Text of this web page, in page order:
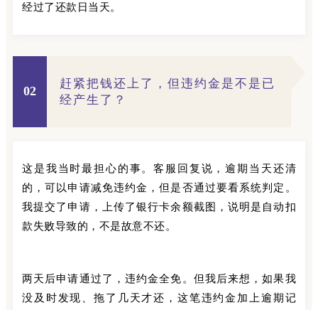
经过了还款日当天。
02
赶紧把钱还上了，但违约金是不是已
经产生了？
这是我当时最担心的事。客服回复说，逾期当天还清
的，可以申请减免违约金，但是否通过要看系统判定。
我提交了申请，上传了银行卡余额截图，说明是自动扣
款失败导致的，不是故意不还。
两天后申请通过了，违约金全免。但我后来想，如果我
没及时发现、拖了几天才还，这笔违约金加上逾期记